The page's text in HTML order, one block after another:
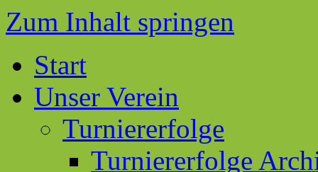
Zum Inhalt springen
Start
Unser Verein
Turniererfolge
Turniererfolge